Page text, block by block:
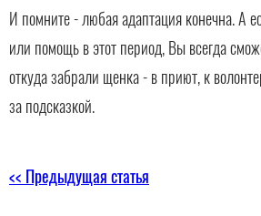
И помните - любая адаптация конечна. А
или помощь в этот период, Вы всегда
откуда забрали щенка - в приют, к
за подсказкой.
<< Предыдущая статья